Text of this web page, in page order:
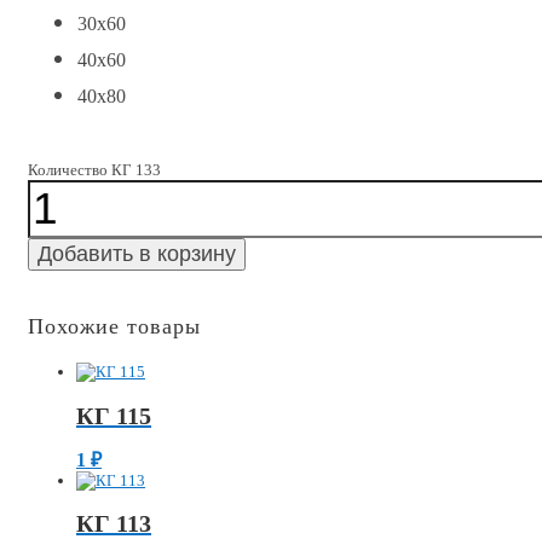
30x60
40x60
40x80
Количество КГ 133
Добавить в корзину
Похожие товары
КГ 115
1 ₽
КГ 113